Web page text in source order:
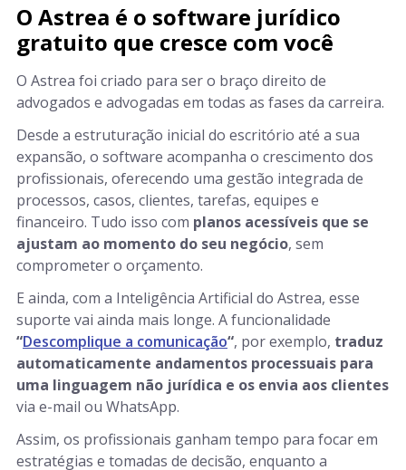
O Astrea é o software jurídico
gratuito que cresce com você
O Astrea foi criado para ser o braço direito de
advogados e advogadas em todas as fases da carreira.
Desde a estruturação inicial do escritório até a sua
expansão, o software acompanha o crescimento dos
profissionais, oferecendo uma gestão integrada de
processos, casos, clientes, tarefas, equipes e
financeiro. Tudo isso com planos acessíveis que se
ajustam ao momento do seu negócio, sem
comprometer o orçamento.
E ainda, com a Inteligência Artificial do Astrea, esse
suporte vai ainda mais longe. A funcionalidade
“Descomplique a comunicação“, por exemplo, traduz
automaticamente andamentos processuais para
uma linguagem não jurídica e os envia aos clientes
via e-mail ou WhatsApp.
Assim, os profissionais ganham tempo para focar em
estratégias e tomadas de decisão, enquanto a